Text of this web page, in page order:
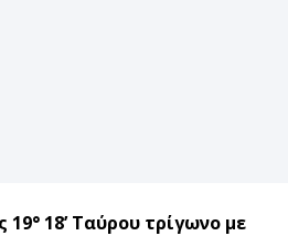
18’ Ταύρου τρίγωνο με